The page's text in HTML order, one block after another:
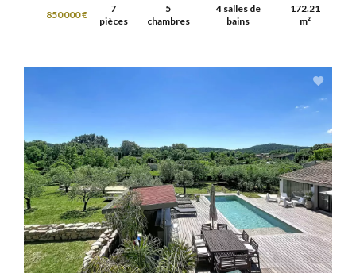
850 000 €
7
pièces
5
chambres
4 salles de
bains
172.21
m²